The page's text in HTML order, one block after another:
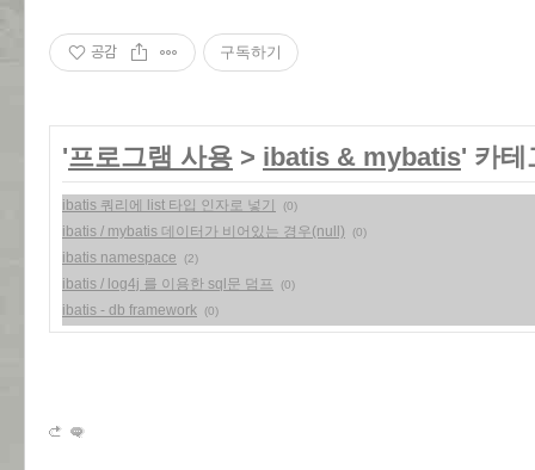
공감 구독하기
'프로그램 사용 > ibatis & mybatis' 카테
ibatis 쿼리에 list 타입 인자로 넣기 (0)
ibatis / mybatis 데이터가 비어있는 경우(null) (0)
ibatis namespace (2)
ibatis / log4j 를 이용한 sql문 덤프 (0)
ibatis - db framework (0)